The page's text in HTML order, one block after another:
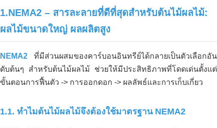
1.NEMA2 – สารละลายที่ดีที่สุดสำหรับต้นไม้ผลไม้:
ผลไม้ขนาดใหญ่ ผลผลิตสูง
NEMA2 ที่มีส่วนผสมของคาร์บอนอินทรีย์ได้กลายเป็นตัวเลือกอัน
ดับต้นๆ สำหรับต้นไม้ผลไม้ ช่วยให้มีประสิทธิภาพที่โดดเด่นตั้งแต่
ขั้นตอนการฟื้นตัว -> การออกดอก -> ผลลัพธ์และการเก็บเกี่ยว
1.1. ทำไมต้นไม้ผลไม้จึงต้องใช้มาตรฐาน NEMA2